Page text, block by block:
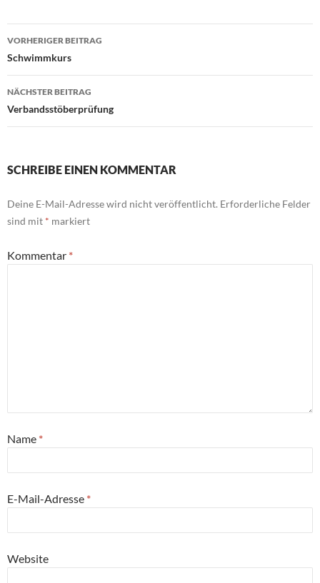
Beitragsnavigation
VORHERIGER BEITRAG
Schwimmkurs
NÄCHSTER BEITRAG
Verbandsstöberprüfung
SCHREIBE EINEN KOMMENTAR
Deine E-Mail-Adresse wird nicht veröffentlicht. Erforderliche Felder
sind mit * markiert
Kommentar *
Name *
E-Mail-Adresse *
Website